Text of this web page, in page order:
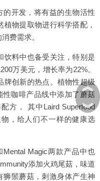
的开发，将有益的生物活性
物提取物进行科学搭配，
费需求。
饮料中也备受关注，特别是
万美元，增长率为22%。
牌创新的热点。植物性超级
性咖啡产品线中添加了蘑菇
方， 其中Laird Superfood
，给人们不一样的健康选
Mental Magic两款产品中也
添加火鸡尾菇，味道
狮鬃蘑菇，刺激身体产生神
︽
︾